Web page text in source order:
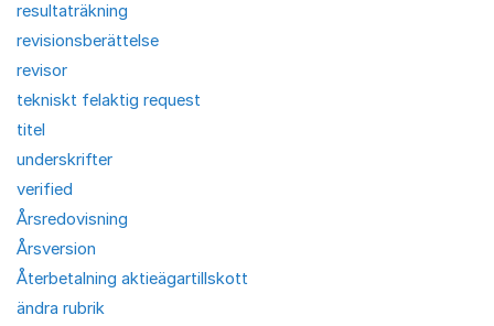
resultaträkning
revisionsberättelse
revisor
tekniskt felaktig request
titel
underskrifter
verified
Årsredovisning
Årsversion
Återbetalning aktieägartillskott
ändra rubrik